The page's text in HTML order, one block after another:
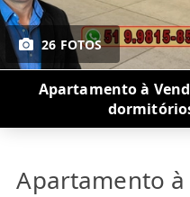
26 FOTOS
Apartamento à
Apartamento